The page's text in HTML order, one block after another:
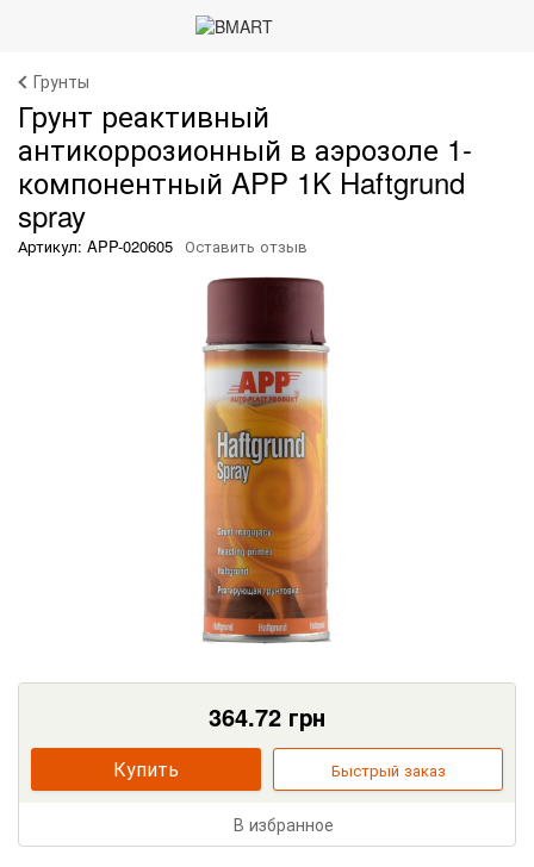
Грунты
Грунт реактивный
антикоррозионный в аэрозоле 1-
компонентный APP 1K Haftgrund
spray
Артикул: APP-020605 Оставить отзыв
364.72 грн
Купить Быстрый заказ
В избранное